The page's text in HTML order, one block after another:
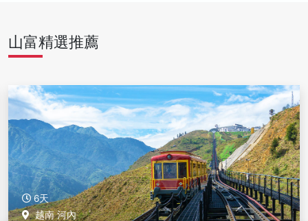
山富精選推薦
6天
越南 河內